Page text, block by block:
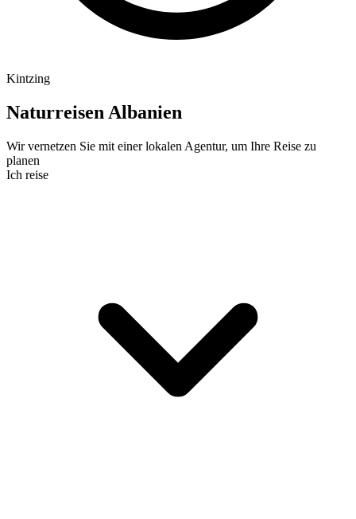
Kintzing
Naturreisen Albanien
Wir vernetzen Sie mit einer lokalen Agentur, um Ihre Reise zu
planen
Ich reise